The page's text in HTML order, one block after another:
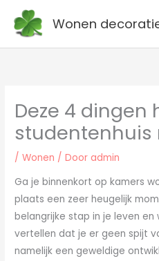
naar
Wonen
Deze 4 dingen
studentenhuis
/Wonen / Door admin
Ga je binnenkort op kamers
plaats een zeer heugelijk
belangrijke stap in je leven en
vertellen dat je er geen spijt
namelijk een geweldige